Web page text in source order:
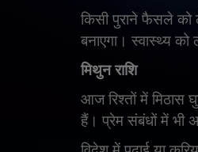
किसी पुराने फैसले
बनाएगा। स्वास्थ्य
मिथुन राशि
आज रिश्तों में मिठास
हैं। प्रेम संबंधों में भी